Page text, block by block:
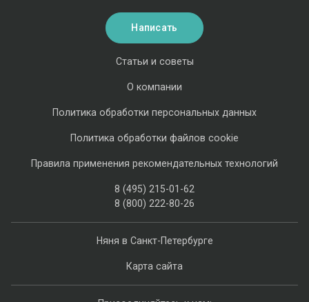
Няня в Санкт-Петербурге
Карта сайта
Статьи и советы
О компании
Политика обработки персональных данных
Политика обработки файлов cookie
Правила применения рекомендательных технологий
8 (495) 215-01-62
8 (800) 222-80-26
Написать